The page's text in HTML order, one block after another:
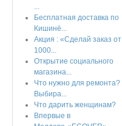
...
Бесплатная доставка по
Кишинё...
Акция : «Сделай заказ от
1000...
Открытие социального
магазина...
Что нужно для ремонта?
Выбира...
Что дарить женщинам?
Впервые в